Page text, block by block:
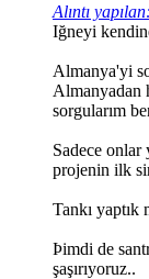
Alıntı
Iğneyi
Almanya'yi
Almanyadan
sorgularım
Sadece onlar
projenin ilk
Tankı
Þimdi de
şaşırıyoruz..